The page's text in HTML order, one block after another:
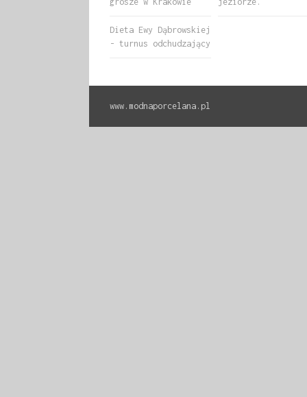
Dieta Ewy Dąbrowskiej
- turnus odchudzający
www.modnaporcelana.pl